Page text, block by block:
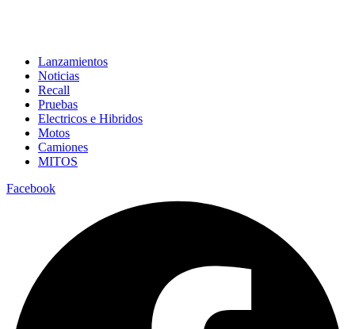
Lanzamientos
Noticias
Recall
Pruebas
Electricos e Hibridos
Motos
Camiones
MITOS
Facebook